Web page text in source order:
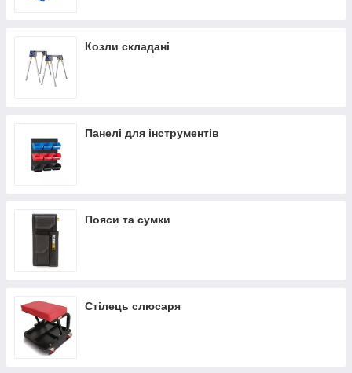
Козли складані
Панелі для інструментів
Пояси та сумки
Стілець слюсаря